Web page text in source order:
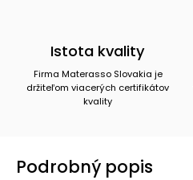
Istota kvality
Firma Materasso Slovakia je
držiteľom viacerých certifikátov
kvality
Podrobný popis